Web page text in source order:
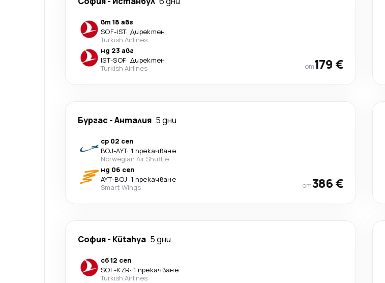
вт 18 авг
SOF-IST· Директен
Turkish Airlines
нд 23 авг
IST-SOF· Директен
Turkish Airlines
от179 €
Бургас -Анталия 5 дни
ср 02 сеп
BOJ-AYT· 1 прекачване
Norwegian Air Shuttle
нд 06 сеп
AYT-BOJ· 1 прекачване
Smart Wings
от386 €
София- Kütahya 5 дни
сб 12 сеп
SOF-KZR· 1 прекачване
Turkish Airlines